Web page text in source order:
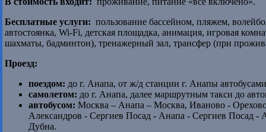
Бесплатные услуги: пользование бассейном, пляжем,
автостоянка, Wi-Fi, детская площадка, анимация, игровая
шахматы, бадминтон), тренажерный зал, трансфер (при
Проезд:
поездом: до г. Анапа, от ж/д станции г. Анапы
самолетом: до г. Анапа, далее маршрутным такси до
автобусом: Москва – Анапа – Москва, Иваново -
Александров - Сергиев Посад - Анапа - Сергиев Посад
Дубна.